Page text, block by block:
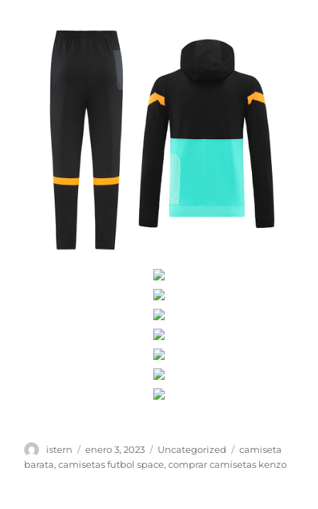
Autor
istern
Publicado
el
enero 3, 2023 Categorías
Uncategorized Etiquetas
camiseta
barata,camisetas futbol space,comprar camisetas kenzo